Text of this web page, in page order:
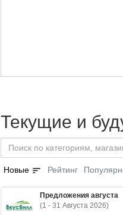
Текущие и
Новые sort Рейтинг
Предложения августа
(1 - 31 Августа 2026)